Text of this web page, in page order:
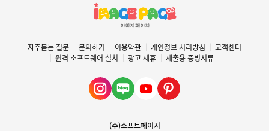
자주묻는 질문 문의하기 이용약관 개인정보 처리방침
고객센터
원격 소프트웨어 설치
광고 제휴 제출용 증빙서류
(주)소프트페이지